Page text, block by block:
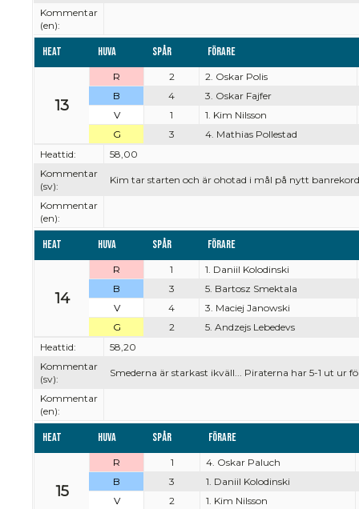
Kommentar
(en):
Heat Huva Spår Förare
13
R 2
2. Oskar Polis
B
4
3. Oskar Fajfer
V
1
1. Kim Nilsson
G
3
4. Mathias Pollestad
Heattid:
58,00
Kommentar
(sv):
Kim tar starten och är ohotad i mål på nytt
Kommentar
(en):
Heat Huva Spår Förare
14
R 1
1. Daniil Kolodinski
B
3
5. Bartosz Smektala
V
4
3. Maciej Janowski
G
2
5. Andzejs Lebedevs
Heattid:
58,20
Kommentar
(sv):
Smederna är starkast ikväll... Piraterna har 5-1 ut ur
Kommentar
(en):
Heat Huva Spår Förare
15
R 1
4. Oskar Paluch
B
3
1. Daniil Kolodinski
V
2
1. Kim Nilsson